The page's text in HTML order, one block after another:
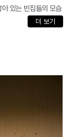
있는 빈집들의 모습
더 보기